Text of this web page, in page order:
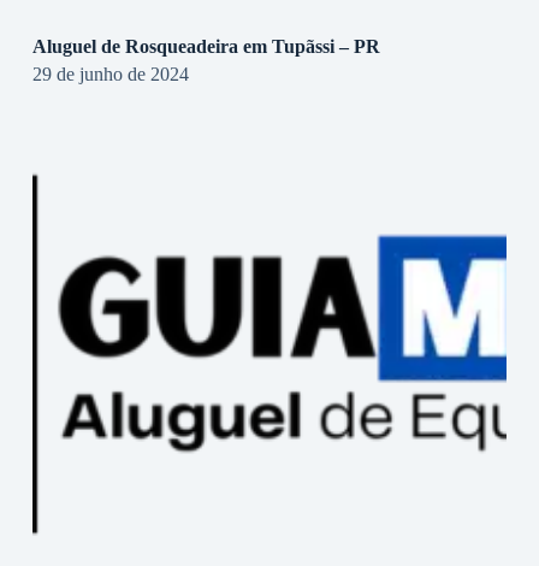
Aluguel de Rosqueadeira em Tupãssi – PR
29 de junho de 2024